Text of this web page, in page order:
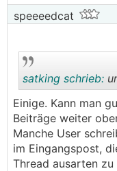
speeeedcat
satking schrieb:
Einige. Kann man
Beiträge weiter
Manche User
im Eingangspost,
Thread ausarten